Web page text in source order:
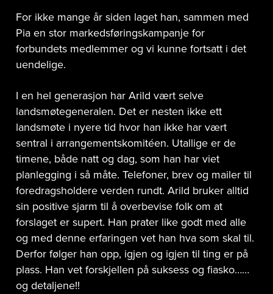
For ikke mange år siden laget han, sammen med
Pia en stor markedsføringskampanje for
forbundets medlemmer og vi kunne fortsatt i det
uendelige.
I en hel generasjon har Arild vært selve
landsmøtegeneralen. Det er nesten ikke ett
landsmøte i nyere tid hvor han ikke har vært
sentral i arrangementskomitéen. Utallige er de
timene, både natt og dag, som han har viet
planlegging i så måte. Telefoner, brev og mailer til
foredragsholdere verden rundt. Arild bruker alltid
sin positive sjarm til å overbevise folk om at
forslaget er supert. Han prater like godt med alle
og med denne erfaringen vet han hva som skal til.
Derfor følger han opp, igjen og igjen til ting er på
plass. Han vet forskjellen på suksess og fiasko……
og detaljene!!